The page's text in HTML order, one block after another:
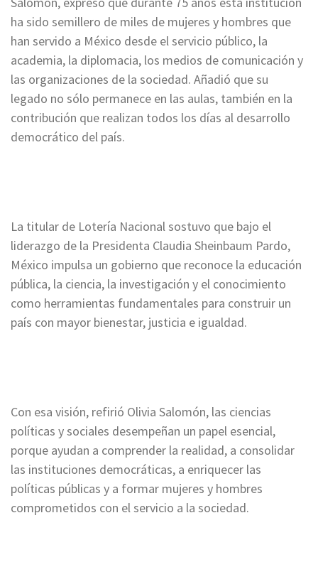
ha sido semillero de miles de mujeres y hombres que
han servido a México desde el servicio público, la
academia, la diplomacia, los medios de comunicación y
las organizaciones de la sociedad. Añadió que su
legado no sólo permanece en las aulas, también en la
contribución que realizan todos los días al desarrollo
democrático del país.
La titular de Lotería Nacional sostuvo que bajo el
liderazgo de la Presidenta Claudia Sheinbaum Pardo,
México impulsa un gobierno que reconoce la educación
pública, la ciencia, la investigación y el conocimiento
como herramientas fundamentales para construir un
país con mayor bienestar, justicia e igualdad.
Con esa visión, refirió Olivia Salomón, las ciencias
políticas y sociales desempeñan un papel esencial,
porque ayudan a comprender la realidad, a consolidar
las instituciones democráticas, a enriquecer las
políticas públicas y a formar mujeres y hombres
comprometidos con el servicio a la sociedad.